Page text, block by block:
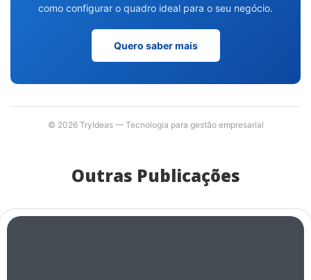
como configurar o quadro ideal para o seu negócio.
Quero saber mais
© 2026 TryIdeas — Tecnologia para gestão empresarial
Outras Publicações